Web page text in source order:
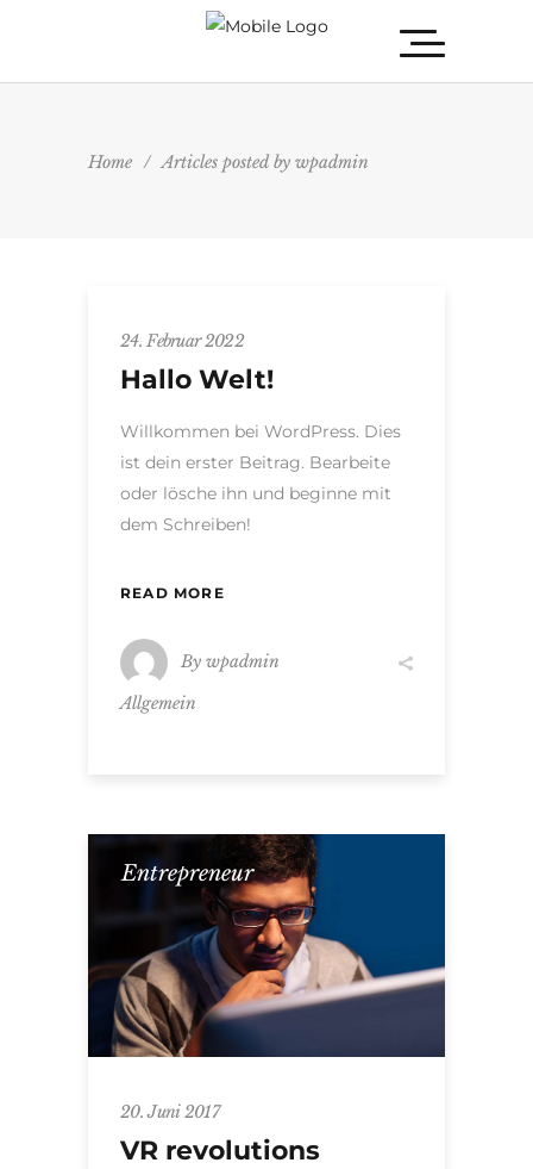
Home / Articles posted by wpadmin
24. Februar 2022
Hallo Welt!
Willkommen bei WordPress. Dies
ist dein erster Beitrag. Bearbeite
oder lösche ihn und beginne mit
dem Schreiben!
READ MORE
By wpadmin
Allgemein
Entrepreneur
20. Juni 2017
VR revolutions